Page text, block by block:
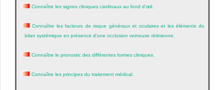
Connaître les signes cliniques cardinaux au fond d’œil.
Connaître les facteurs de risque généraux et oculaires et les éléments du
bilan systémique en présence d’une occlusion veineuse rétinienne.
Connaître le pronostic des différentes formes cliniques.
Connaître les principes du traitement médical.